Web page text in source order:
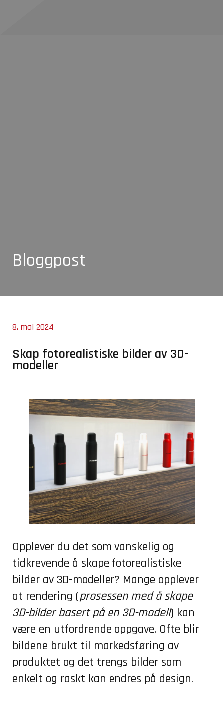
Bloggpost
8. mai 2024
Skap fotorealistiske bilder av 3D-
modeller
Opplever du det som vanskelig og
tidkrevende å skape fotorealistiske
bilder av 3D-modeller? Mange opplever
at rendering (prosessen med å skape
3D-bilder basert på en 3D-modell) kan
være en utfordrende oppgave. Ofte blir
bildene brukt til markedsføring av
produktet og det trengs bilder som
enkelt og raskt kan endres på design.